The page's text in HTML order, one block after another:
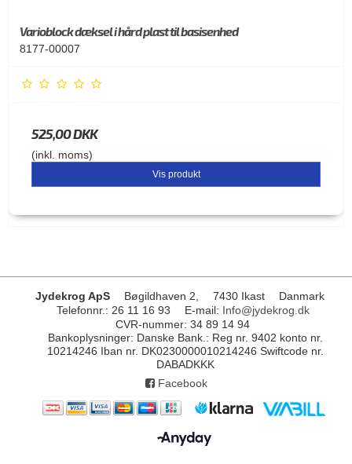
Varioblock dæksel i hård plast til basisenhed
8177-00007
525,00 DKK
(inkl. moms)
Vis produkt
Jydekrog ApS Bøgildhaven 2, 7430 Ikast
Danmark
Telefonnr. : 26 11 16 93 E-mail: Info@jydekrog.dk
CVR-nummer: 34 89 14 94
Bankoplysninger: Danske Bank.: Reg nr. 9402 konto nr.
10214246 Iban nr. DK0230000010214246 Swiftcode nr.
DABADKKK
Facebook